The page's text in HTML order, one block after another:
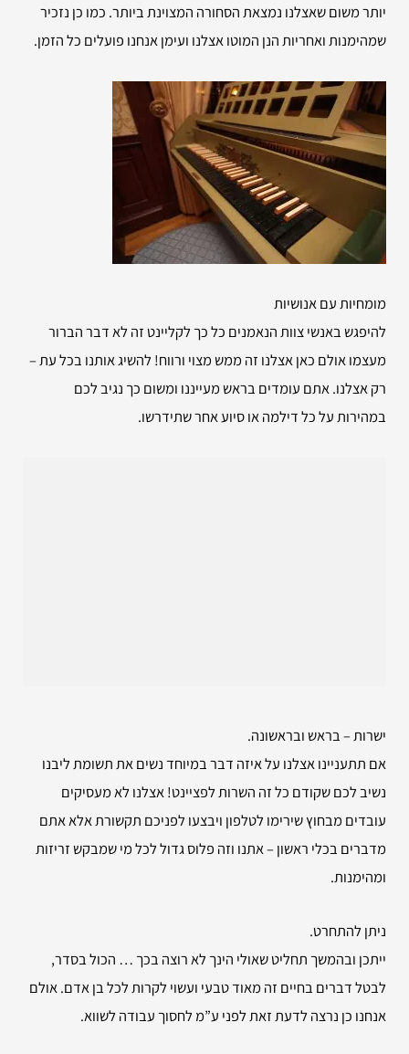
יותר משום שאצלנו נמצאת הסחורה המצוינת ביותר. כמו כן נזכיר
שמהימנות ואחריות הנן המוטו אצלנו ועימן אנחנו פועלים כל הזמן.
מומחיות עם אנושיות
להיפגש באנשי צוות הנאמנים כל כך לקליינט זה לא דבר הברור
מעצמו אולם כאן אצלנו זה ממש מצוי ורווח! להשיג אותנו בכל עת –
רק אצלנו. אתם עומדים בראש מעייננו ומשום כך נגיב לכם
במהירות על כל דילמה או סיוע אחר שתידרשו.
ישרות – בראש ובראשונה.
אם תתעניינו אצלנו על איזה דבר במיוחד נשים את תשומת ליבנו
נשיב לכם שקודם כל זה השרות לפציינט! אצלנו לא מעסיקים
עובדים מבחוץ שירימו לטלפון ויבצעו לפניכם תקשורת אלא אתם
מדברים בכלי ראשון – אתנו וזה פלוס גדול לכל מי שמבקש זריזות
ומהימנות.
ניתן להתחרט.
ייתכן ובהמשך תחליט שאולי הינך לא רוצה בכך … הכול בסדר,
לבטל דברים בחיים זה מאוד טבעי ועשוי לקרות לכל בן אדם. אולם
אנחנו כן נרצה לדעת זאת לפני ע”מ לחסוך עבודה לשווא.